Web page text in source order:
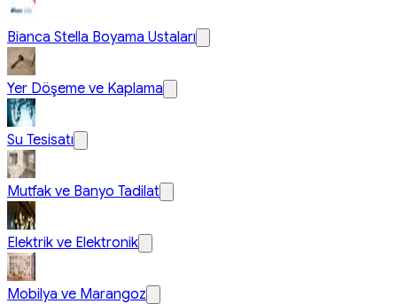
Bianca Stella Boyama Ustaları
Yer Döşeme ve Kaplama
Su Tesisatı
Mutfak ve Banyo Tadilat
Elektrik ve Elektronik
Mobilya ve Marangoz